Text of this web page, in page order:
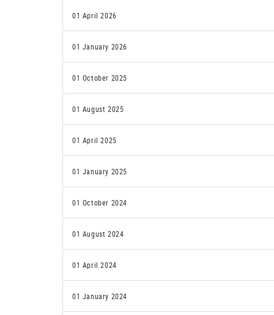
01 April 2026
01 January 2026
01 October 2025
01 August 2025
01 April 2025
01 January 2025
01 October 2024
01 August 2024
01 April 2024
01 January 2024